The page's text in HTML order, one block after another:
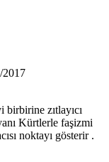
2017
zıtlayıcı
Kürtlerle faşizmi
noktayı gösterir .